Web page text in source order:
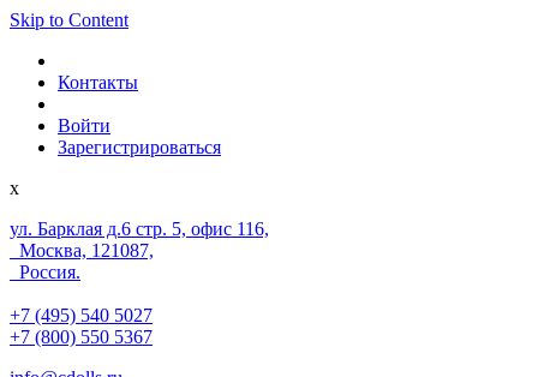
Skip to Content
Контакты
Войти
Зарегистрироваться
x
ул. Барклая д.6 стр. 5, офис 116,
Москва, 121087,
Россия.
+7 (495) 540 5027
+7 (800) 550 5367